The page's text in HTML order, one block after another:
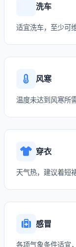
洗车
适宜洗车，至少可
风寒
温度未达到风寒所
穿衣
天气热，建议着短
感冒
各项气象条件适宜